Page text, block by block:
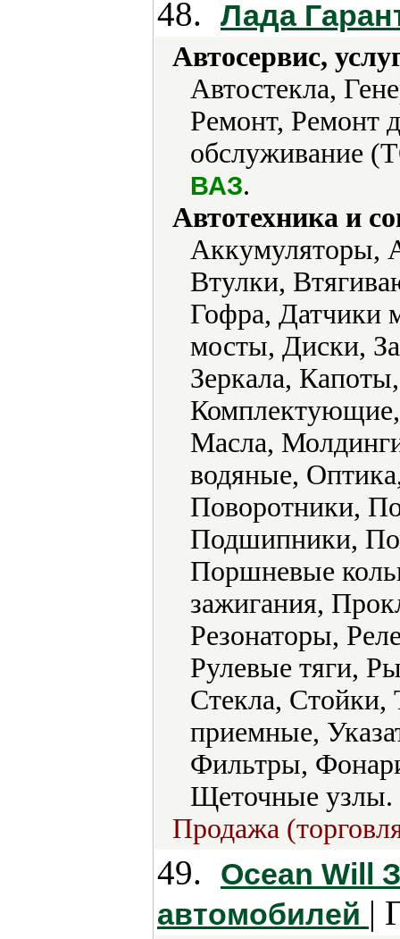
48. Лада
Автосервис,
Автостекла,
Ремонт, Ремонт
обслуживание
ВАЗ.
Автотехника и
Аккумуляторы,
Втулки,
Гофра, Датчики
мосты, Диски,
Зеркала,
Масла,
водяные,
Поворотники,
Подшипники,
Поршневые
зажигания,
Резонаторы,
Рулевые тяги,
Стекла, Стойки,
приемные,
Фильтры,
Щеточные
Продажа
49.
Ocean Will
автомобилей |